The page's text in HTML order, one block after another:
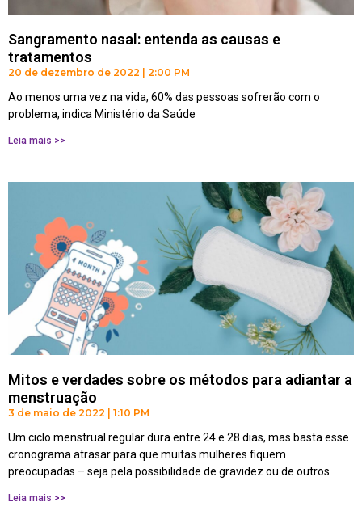
Sangramento nasal: entenda as causas e
tratamentos
20 de dezembro de 2022 2:00 PM
Ao menos uma vez na vida, 60% das pessoas sofrerão com o
problema, indica Ministério da Saúde
Leia mais >>
Mitos e verdades sobre os métodos para adiantar a
menstruação
3 de maio de 2022 1:10 PM
Um ciclo menstrual regular dura entre 24 e 28 dias, mas basta esse
cronograma atrasar para que muitas mulheres fiquem
preocupadas – seja pela possibilidade de gravidez ou de outros
Leia mais >>